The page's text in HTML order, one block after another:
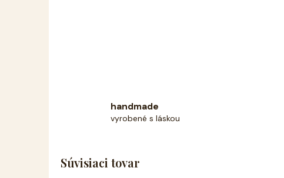
handmade
vyrobené s láskou
Súvisiaci tovar